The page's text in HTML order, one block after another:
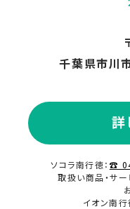
千葉県市川
詳
ソコラ南行徳： ☎
取扱い商品・サ
イオン南行